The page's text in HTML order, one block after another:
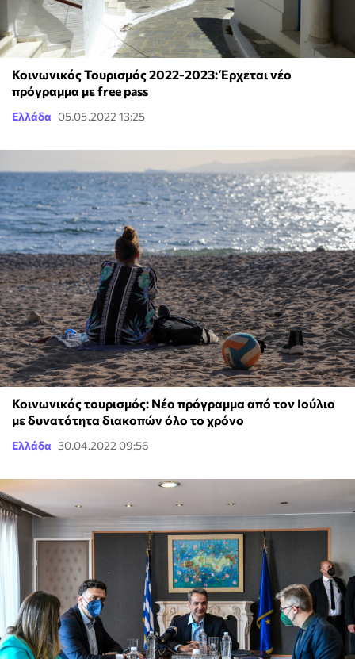
Κοινωνικός Τουρισμός 2022-2023: Έρχεται νέο
πρόγραμμα με free pass
Ελλάδα 05.05.2022 13:25
Κοινωνικός τουρισμός: Νέο πρόγραμμα από τον Ιούλιο
με δυνατότητα διακοπών όλο το χρόνο
Ελλάδα 30.04.2022 09:56